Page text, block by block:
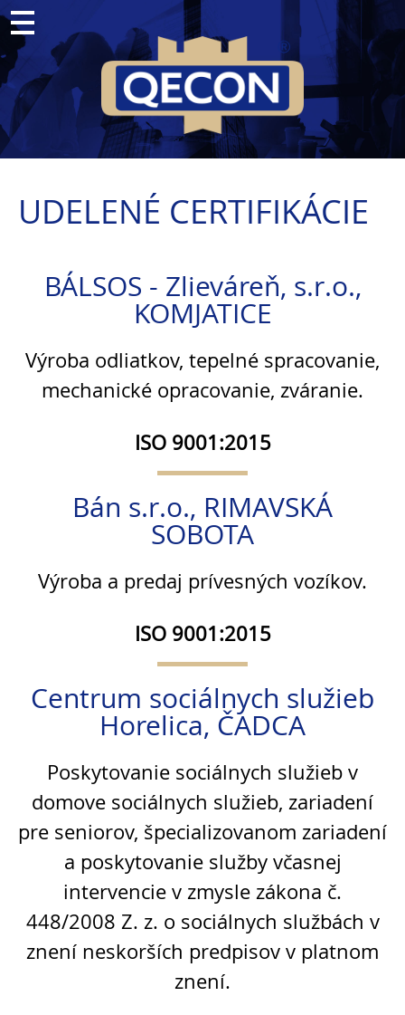
UDELENÉ CERTIFIKÁCIE
BÁLSOS - Zlieváreň, s.r.o.,
KOMJATICE
Výroba odliatkov, tepelné spracovanie,
mechanické opracovanie, zváranie.
ISO 9001:2015
Bán s.r.o., RIMAVSKÁ
SOBOTA
Výroba a predaj prívesných vozíkov.
ISO 9001:2015
Centrum sociálnych služieb
Horelica, ČADCA
Poskytovanie sociálnych služieb v
domove sociálnych služieb, zariadení
pre seniorov, špecializovanom zariadení
a poskytovanie služby včasnej
intervencie v zmysle zákona č.
448/2008 Z. z. o sociálnych službách v
znení neskorších predpisov v platnom
znení.